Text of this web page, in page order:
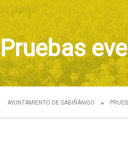
Pruebas
AYUNTAMIENTO DE SABIÑÁNIGO